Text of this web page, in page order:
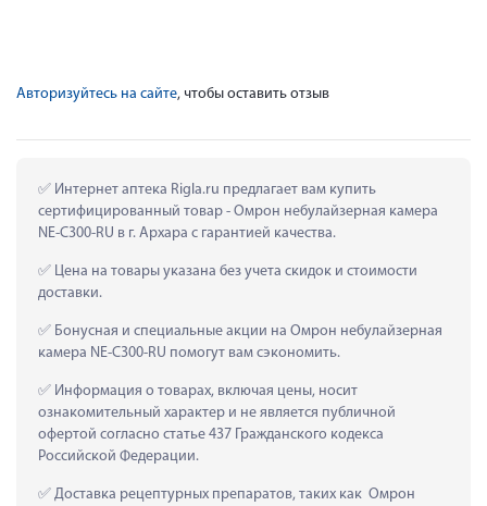
Авторизуйтесь на сайте, чтобы оставить отзыв
Интернет аптека Rigla.ru предлагает вам купить
сертифицированный товар - Омрон небулайзерная камера
NE-С300-RU в г. Архара с гарантией качества.
Цена на товары указана без учета скидок и стоимости
доставки.
Бонусная и специальные акции на Омрон небулайзерная
камера NE-С300-RU помогут вам сэкономить.
Информация о товарах, включая цены, носит
ознакомительный характер и не является публичной
офертой согласно статье 437 Гражданского кодекса
Российской Федерации.
Доставка рецептурных препаратов, таких как  Омрон